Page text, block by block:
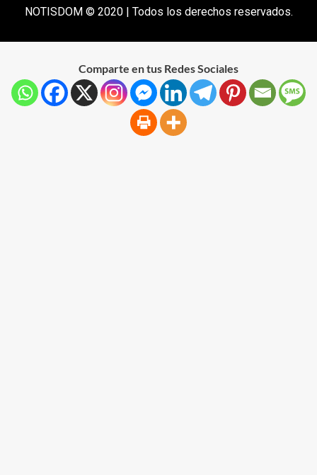
NOTISDOM © 2020 | Todos los derechos reservados.
Comparte en tus Redes Sociales